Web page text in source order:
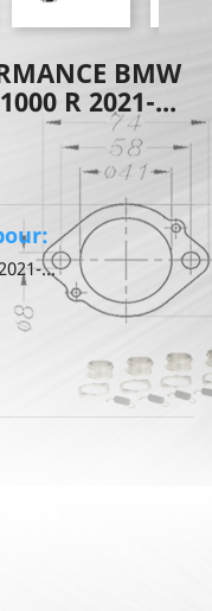
BMW
R 2021-...
...